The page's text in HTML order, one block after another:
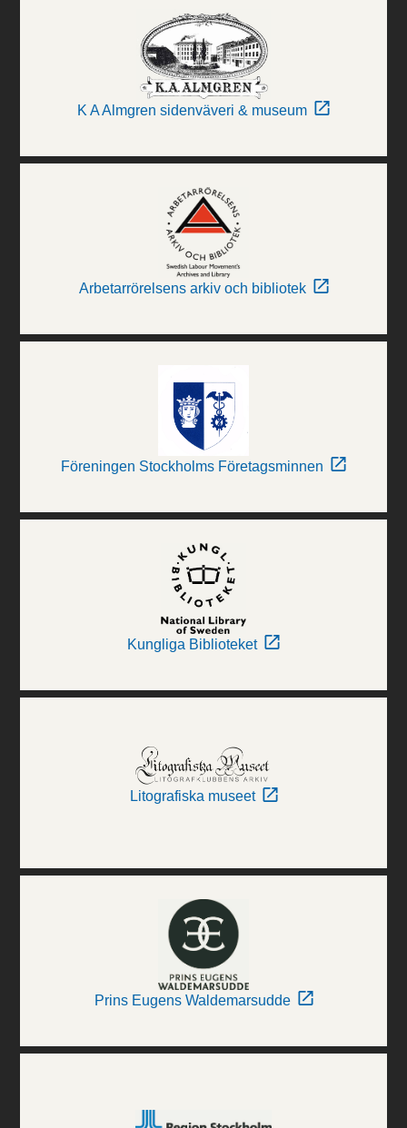
K A Almgren sidenväveri & museum
Arbetarrörelsens arkiv och bibliotek
Föreningen Stockholms Företagsminnen
Kungliga Biblioteket
Litografiska museet
Prins Eugens Waldemarsudde